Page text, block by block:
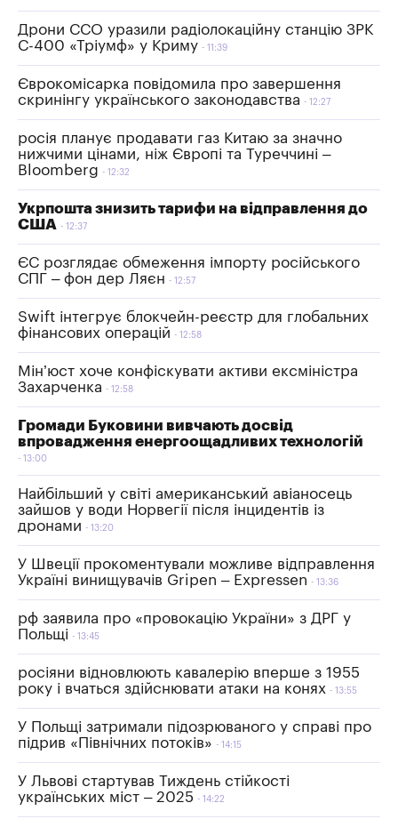
Дрони ССО уразили радіолокаційну станцію ЗРК
С-400 «Тріумф» у Криму
11:39
Єврокомісарка повідомила про завершення
скринінгу українського законодавства
12:27
росія планує продавати газ Китаю за значно
нижчими цінами, ніж Європі та Туреччині –
Bloomberg
12:32
Укрпошта знизить тарифи на відправлення до
США
12:37
ЄС розглядає обмеження імпорту російського
СПГ – фон дер Ляєн
12:57
Swift інтегрує блокчейн-реєстр для глобальних
фінансових операцій
12:58
Мін’юст хоче конфіскувати активи ексміністра
Захарченка
12:58
Громади Буковини вивчають досвід
впровадження енергоощадливих технологій
13:00
Найбільший у світі американський авіаносець
зайшов у води Норвегії після інцидентів із
дронами
13:20
У Швеції прокоментували можливе відправлення
Україні винищувачів Gripen – Expressen
13:36
рф заявила про «провокацію України» з ДРГ у
Польщі
13:45
росіяни відновлюють кавалерію вперше з 1955
року і вчаться здійснювати атаки на конях
13:55
У Польщі затримали підозрюваного у справі про
підрив «Північних потоків»
14:15
У Львові стартував Тиждень стійкості
українських міст – 2025
14:22